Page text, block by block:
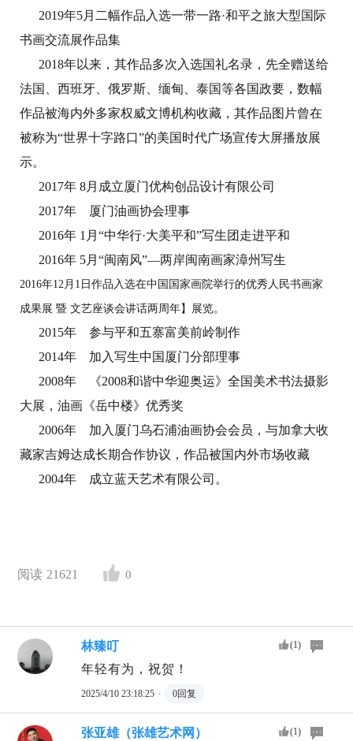
2019年5月二幅作品入选一带一路·和平之旅大型国际
书画交流展作品集
2018年以来，其作品多次入选国礼名录，先全赠送给
法国、西班牙、俄罗斯、缅甸、泰国等各国政要，数幅
作品被海内外多家权威文博机构收藏，其作品图片曾在
被称为“世界十字路口”的美国时代广场宣传大屏播放展
示。
2017年 8月成立厦门优构创品设计有限公司
2017年 厦门油画协会理事
2016年 1月“中华行·大美平和”写生团走进平和
2016年 5月“闽南风”—两岸闽南画家漳州写生
2016年12月1日作品入选在中国国家画院举行的优秀人民书画家
成果展 暨 文艺座谈会讲话两周年】展览。
2015年 参与平和五寨富美前岭制作
2014年 加入写生中国厦门分部理事
2008年 《2008和谐中华迎奥运》全国美术书法摄影
大展，油画《岳中楼》优秀奖
2006年 加入厦门乌石浦油画协会会员，与加拿大收
藏家吉姆达成长期合作协议，作品被国内外市场收藏
2004年 成立蓝天艺术有限公司。
阅读 21621 0
林臻叮 (1)
年轻有为，祝贺！
2025/4/10 23:18:25 · 0回复
张亚雄（张雄艺术网） (1)